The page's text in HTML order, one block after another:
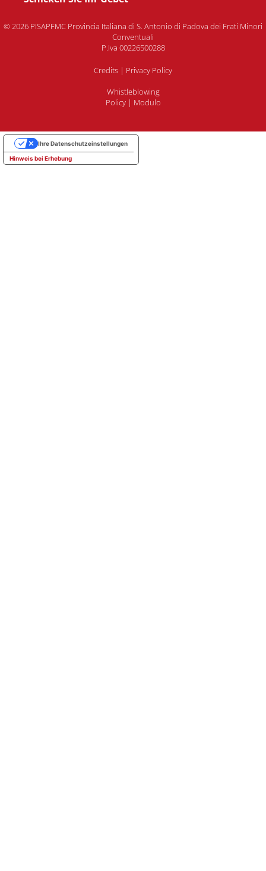
© 2026 PISAPFMC Provincia Italiana di S. Antonio di Padova dei Frati Minori
Conventuali
P.Iva 00226500288
Credits | Privacy Policy
Whistleblowing
Policy| Modulo
Hinweis bei Erhebung
Ihre Datenschutzeinstellungen